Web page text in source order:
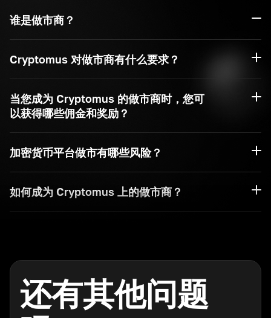
谁是做市商？
Cryptomus 对做市商有什么要求？
当您成为 Cryptomus 的做市商时，您可
以获得哪些佣金和奖励？
加密货币平台做市有哪些风险？
如何成为 Cryptomus 上的做市商？
还有其他问题